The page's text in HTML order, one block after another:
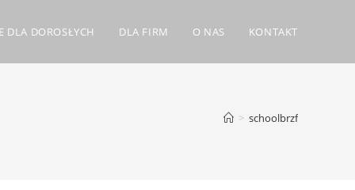
DLA DOROSŁYCH DLA FIRM O NAS KONTAKT
> schoolbrzf